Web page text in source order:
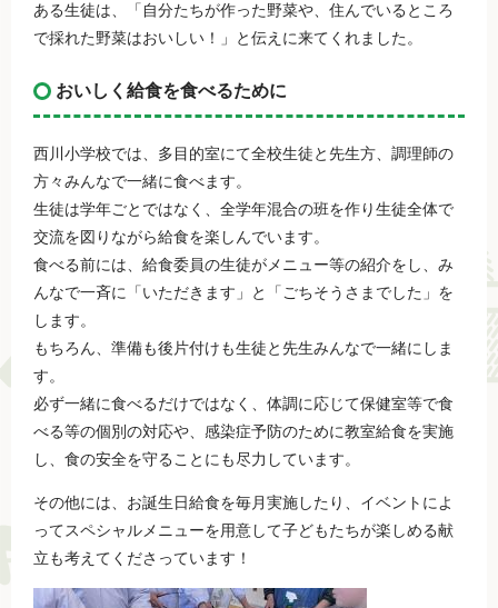
ある生徒は、「自分たちが作った野菜や、住んでいるところ
で採れた野菜はおいしい！」と伝えに来てくれました。
おいしく給食を食べるために
西川小学校では、多目的室にて全校生徒と先生方、調理師の
方々みんなで一緒に食べます。
生徒は学年ごとではなく、全学年混合の班を作り生徒全体で
交流を図りながら給食を楽しんでいます。
食べる前には、給食委員の生徒がメニュー等の紹介をし、み
んなで一斉に「いただきます」と「ごちそうさまでした」を
します。
もちろん、準備も後片付けも生徒と先生みんなで一緒にしま
す。
必ず一緒に食べるだけではなく、体調に応じて保健室等で食
べる等の個別の対応や、感染症予防のために教室給食を実施
し、食の安全を守ることにも尽力しています。
その他には、お誕生日給食を毎月実施したり、イベントによ
ってスペシャルメニューを用意して子どもたちが楽しめる献
立も考えてくださっています！